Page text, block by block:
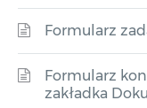
Formularz
Formularz
zakładka